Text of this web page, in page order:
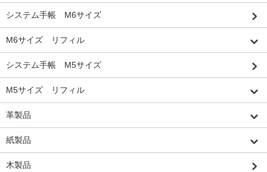
システム手帳 M6サイズ
M6サイズ リフィル
システム手帳 M5サイズ
M5サイズ リフィル
革製品
紙製品
木製品